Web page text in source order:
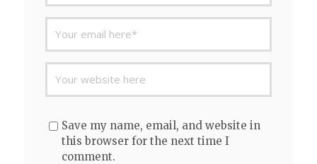
Save my name, email, and website in
this browser for the next time I
comment.